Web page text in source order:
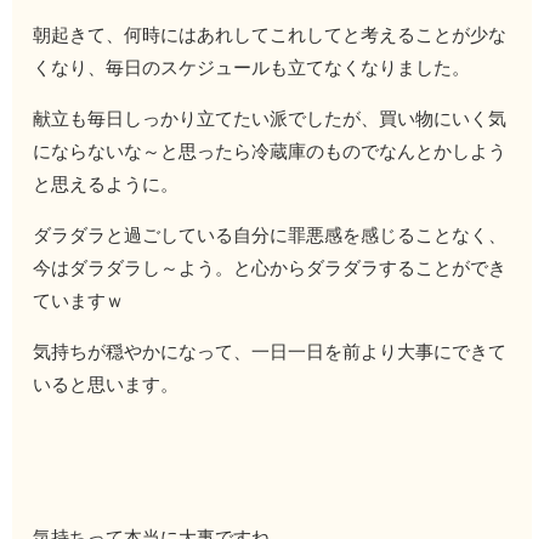
朝起きて、何時にはあれしてこれしてと考えることが少な
くなり、毎日のスケジュールも立てなくなりました。
献立も毎日しっかり立てたい派でしたが、買い物にいく気
にならないな～と思ったら冷蔵庫のものでなんとかしよう
と思えるように。
ダラダラと過ごしている自分に罪悪感を感じることなく、
今はダラダラし～よう。と心からダラダラすることができ
ていますｗ
気持ちが穏やかになって、一日一日を前より大事にできて
いると思います。